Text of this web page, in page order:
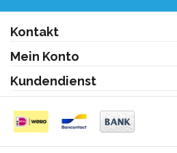
Kontakt
Mein Konto
Kundendienst